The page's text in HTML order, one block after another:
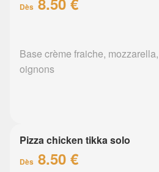
Dès
Base crème fraiche,
oignons
Pizza chicken tikka solo
Dès 8.50 €